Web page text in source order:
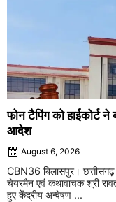
फोन टैपिंग को हाईकोर्ट
आदेश
August 6, 2026
CBN36 बिलासपुर। छत्तीसगढ़
चेयरमैन एवं कथावाचक श्री
हुए केंद्रीय अन्वेषण ...